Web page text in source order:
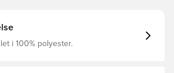
i 100% polyester.